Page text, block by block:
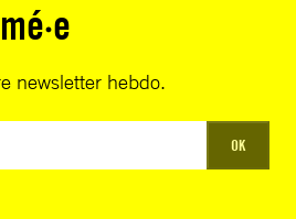
newsletter hebdo.
OK